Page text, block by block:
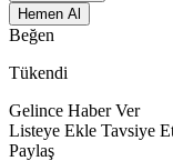
Hemen Al
Beğen
Tükendi
Gelince Haber Ver
Listeye Ekle Tavsiye
Paylaş